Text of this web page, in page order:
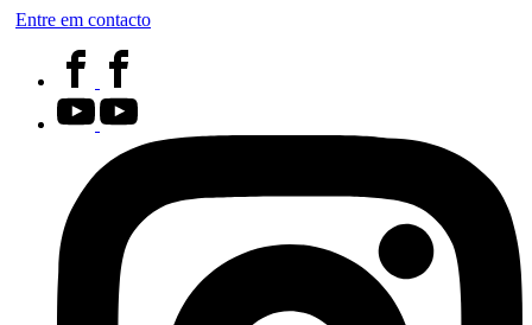
Entre em contacto